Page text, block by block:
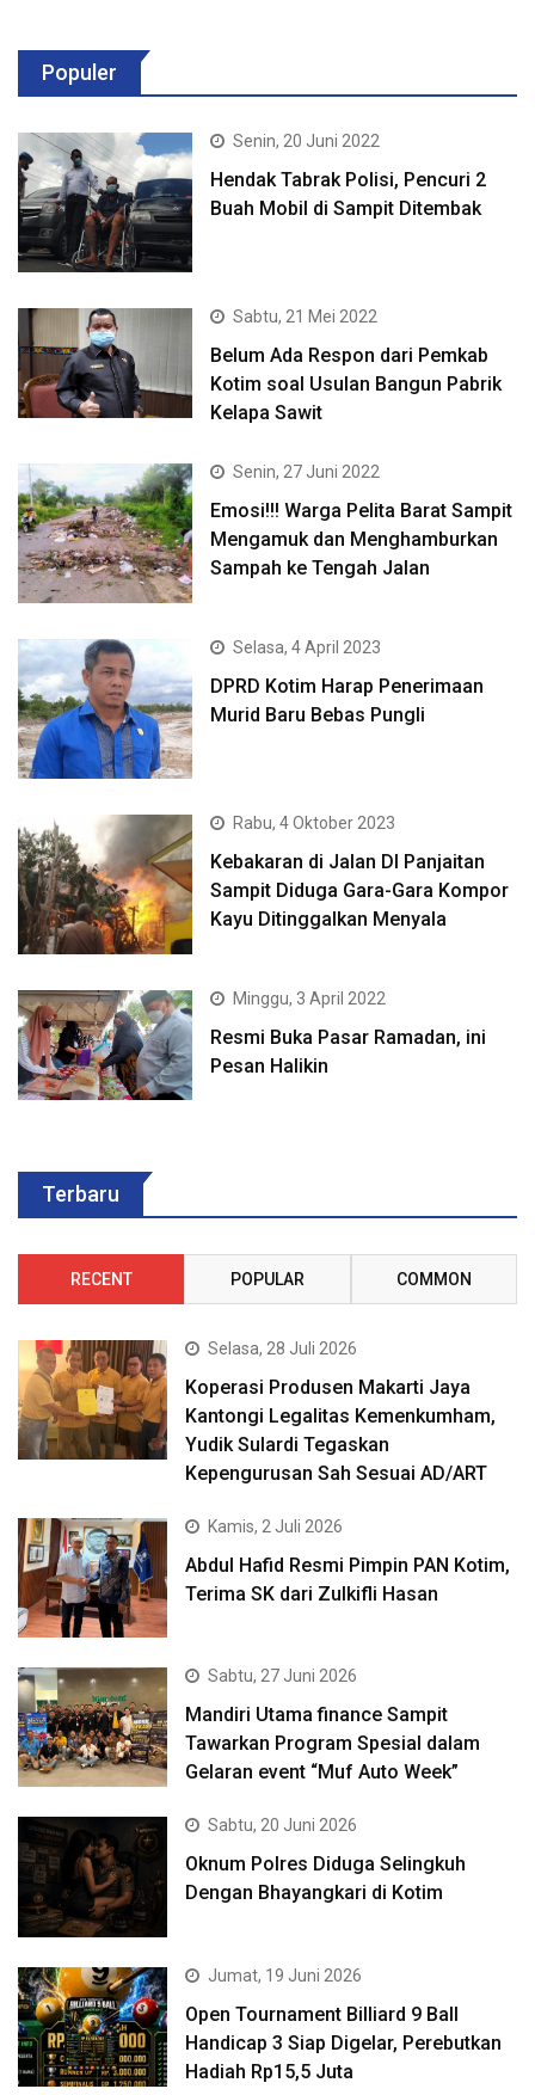
Populer
Senin, 20 Juni 2022
Hendak Tabrak Polisi, Pencuri 2
Buah Mobil di Sampit Ditembak
Sabtu, 21 Mei 2022
Belum Ada Respon dari Pemkab
Kotim soal Usulan Bangun Pabrik
Kelapa Sawit
Senin, 27 Juni 2022
Emosi!!! Warga Pelita Barat Sampit
Mengamuk dan Menghamburkan
Sampah ke Tengah Jalan
Selasa, 4 April 2023
DPRD Kotim Harap Penerimaan
Murid Baru Bebas Pungli
Rabu, 4 Oktober 2023
Kebakaran di Jalan DI Panjaitan
Sampit Diduga Gara-Gara Kompor
Kayu Ditinggalkan Menyala
Minggu, 3 April 2022
Resmi Buka Pasar Ramadan, ini
Pesan Halikin
Terbaru
RECENT POPULAR COMMON
Selasa, 28 Juli 2026
Koperasi Produsen Makarti Jaya
Kantongi Legalitas Kemenkumham,
Yudik Sulardi Tegaskan
Kepengurusan Sah Sesuai AD/ART
Kamis, 2 Juli 2026
Abdul Hafid Resmi Pimpin PAN Kotim,
Terima SK dari Zulkifli Hasan
Sabtu, 27 Juni 2026
Mandiri Utama finance Sampit
Tawarkan Program Spesial dalam
Gelaran event “Muf Auto Week”
Sabtu, 20 Juni 2026
Oknum Polres Diduga Selingkuh
Dengan Bhayangkari di Kotim
Jumat, 19 Juni 2026
Open Tournament Billiard 9 Ball
Handicap 3 Siap Digelar, Perebutkan
Hadiah Rp15,5 Juta